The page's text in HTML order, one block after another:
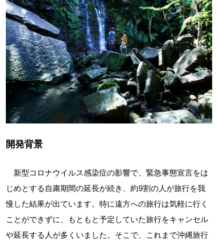
開発背景
新型コロナウイルス感染症の影響で、緊急事態宣言をは
じめとする自粛期間の延長が続き、約9割の人が旅行を我
慢した結果が出ています。特に遠方への旅行は気軽に行く
ことができずに、もともと予定していた旅行をキャンセル
や延長する人が多くいました。そこで、これまで沖縄旅行